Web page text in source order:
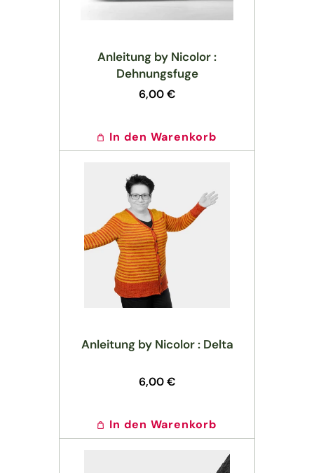
Anleitung by Nicolor :
Dehnungsfuge
Normaler
6,00 €
In den Warenkorb
Anleitung by Nicolor : Delta
Normaler
6,00 €
In den Warenkorb